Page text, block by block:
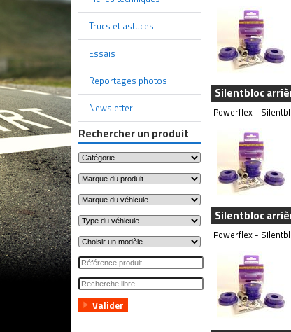
Trucs et astuces
Essais
Reportages photos
Newsletter
Rechercher un produit
Silentbloc
Powerflex -
Silentbloc
Powerflex -